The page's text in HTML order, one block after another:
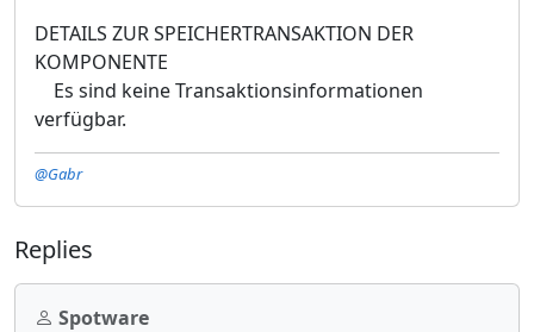
DETAILS ZUR SPEICHERTRANSAKTION DER
KOMPONENTE
Es sind keine Transaktionsinformationen
verfügbar.
@Gabr
Replies
Spotware